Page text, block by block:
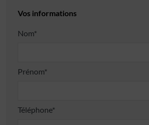
Vos informations
Nom*
Prénom*
Téléphone*